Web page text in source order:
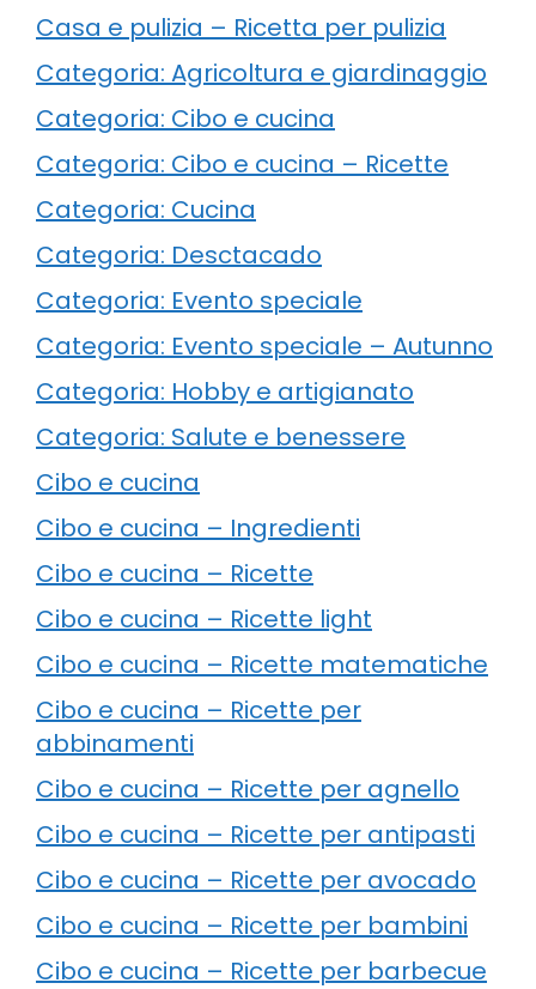
Casa e pulizia – Ricetta per pulizia
Categoria: Agricoltura e giardinaggio
Categoria: Cibo e cucina
Categoria: Cibo e cucina – Ricette
Categoria: Cucina
Categoria: Desctacado
Categoria: Evento speciale
Categoria: Evento speciale – Autunno
Categoria: Hobby e artigianato
Categoria: Salute e benessere
Cibo e cucina
Cibo e cucina – Ingredienti
Cibo e cucina – Ricette
Cibo e cucina – Ricette light
Cibo e cucina – Ricette matematiche
Cibo e cucina – Ricette per
abbinamenti
Cibo e cucina – Ricette per agnello
Cibo e cucina – Ricette per antipasti
Cibo e cucina – Ricette per avocado
Cibo e cucina – Ricette per bambini
Cibo e cucina – Ricette per barbecue